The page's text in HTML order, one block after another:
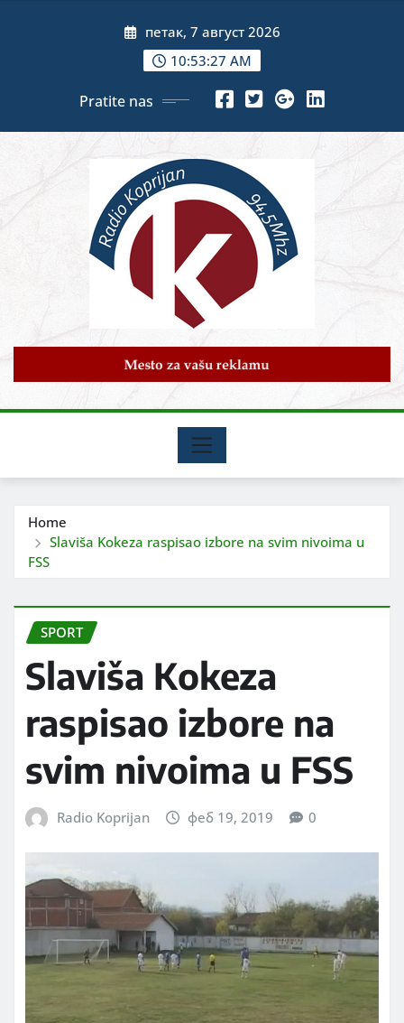
петак, 7 август 2026
10:53:29 AM
Pratite nas
Home
Slaviša Kokeza raspisao izbore na svim nivoima u
FSS
SPORT
Slaviša Kokeza
raspisao izbore na
svim nivoima u FSS
Radio Koprijan феб 19, 2019 0